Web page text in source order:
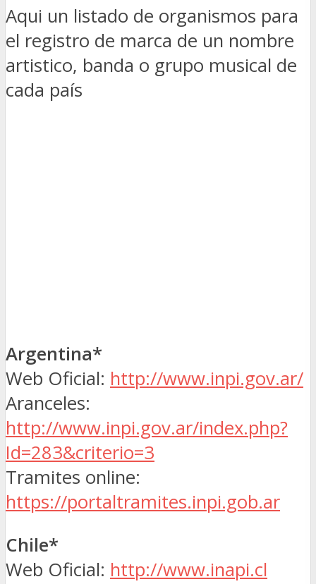
Aqui un listado de organismos para
el registro de marca de un nombre
artistico, banda o grupo musical de
cada país
Argentina*
Web Oficial: http://www.inpi.gov.ar/
Aranceles:
http://www.inpi.gov.ar/index.php?
Id=283&criterio=3
Tramites online:
https://portaltramites.inpi.gob.ar
Chile*
Web Oficial: http://www.inapi.cl